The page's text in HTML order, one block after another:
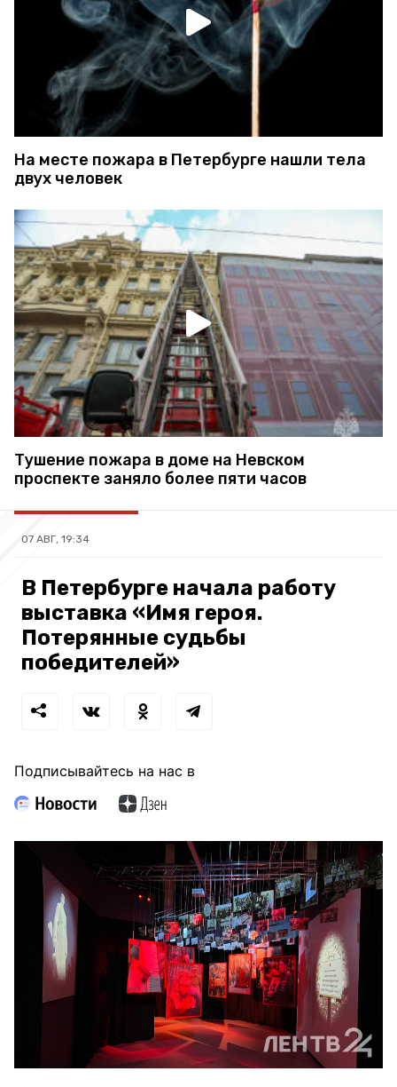
На месте пожара в Петербурге нашли тела
двух человек
Тушение пожара в доме на Невском
проспекте заняло более пяти часов
07 АВГ, 19:34
В Петербурге начала работу
выставка «Имя героя.
Потерянные судьбы
победителей»
Подписывайтесь на нас в